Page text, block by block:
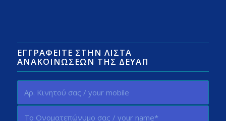
ΕΓΓΡΑΦΕΊΤΕ ΣΤΗΝ ΛΊΣΤΑ
ΑΝΑΚΟΙΝΏΣΕΩΝ ΤΗΣ ΔΕΥΑΠ